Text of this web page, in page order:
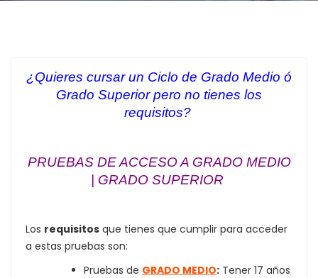
¿Quieres cursar un Ciclo de Grado Medio ó
Grado Superior pero no tienes los
requisitos?
PRUEBAS DE ACCESO A GRADO MEDIO
| GRADO SUPERIOR
Los requisitos que tienes que cumplir para acceder
a estas pruebas son:
Pruebas de GRADO MEDIO: Tener 17 años